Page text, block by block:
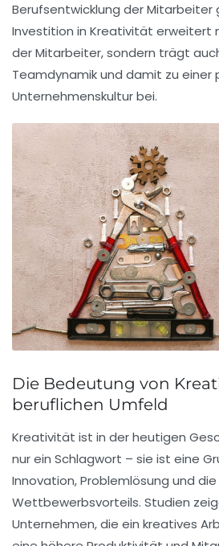
Berufsentwicklung der Mitarbeiter
Investition in Kreativität erweitert
der Mitarbeiter, sondern trägt
Teamdynamikund damit zu einer
Unternehmenskulturbei.
Die Bedeutung von
beruflichen Umfeld
Kreativität ist in der heutigen
nur ein Schlagwort – sie ist eine
Innovation,Problemlösung und
Wettbewerbsvorteils. Studien
Unternehmen, die ein kreatives